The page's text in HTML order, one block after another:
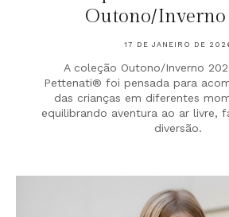
Outono/Inverno
17 DE JANEIRO DE
A coleção Outono/Inverno
Pettenati® foi pensada para
das crianças em diferentes
equilibrando aventura ao ar livre,
diversão.